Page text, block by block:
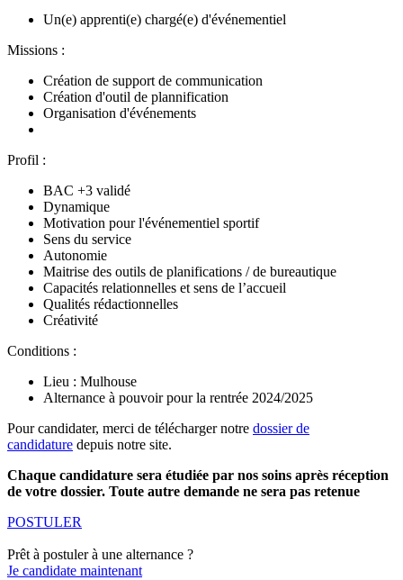
Un(e) apprenti(e) chargé(e) d'événementiel
Missions :
Création de support de communication
Création d'outil de plannification
Organisation d'événements
Profil :
BAC +3 validé
Dynamique
Motivation pour l'événementiel sportif
Sens du service
Autonomie
Maitrise des outils de planifications / de bureautique
Capacités relationnelles et sens de l’accueil
Qualités rédactionnelles
Créativité
Conditions :
Lieu : Mulhouse
Alternance à pouvoir pour la rentrée 2024/2025
Pour candidater, merci de télécharger notre dossier de
candidature depuis notre site.
Chaque candidature sera étudiée par nos soins après réception
de votre dossier. Toute autre demande ne sera pas retenue
POSTULER
Prêt à postuler à une alternance ?
Je candidate maintenant